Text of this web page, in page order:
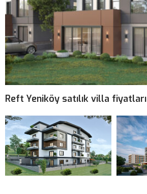
Reft Yeniköy satılık villa fiyatları